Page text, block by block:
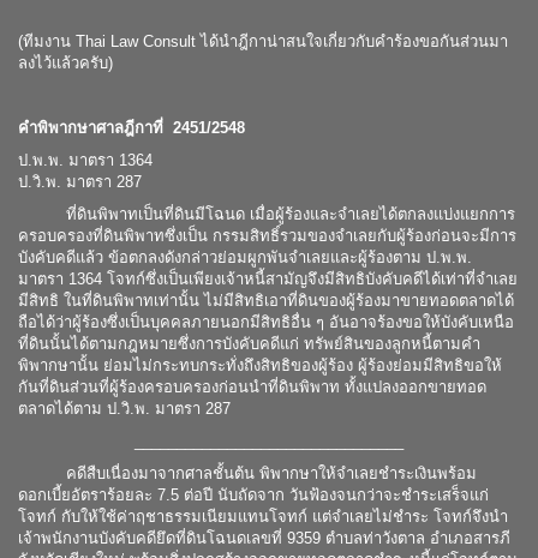
(ทีมงาน Thai Law Consult ได้นำฎีกาน่าสนใจเกี่ยวกับคำร้องขอกันส่วนมา
ลงไว้แล้วครับ)
คำพิพากษาศาลฎีกาที่ 2451/2548
ป.พ.พ. มาตรา 1364
ป.วิ.พ. มาตรา 287
ที่ดินพิพาทเป็นที่ดินมีโฉนด เมื่อผู้ร้องและจำเลยได้ตกลงแบ่งแยกการ
ครอบครองที่ดินพิพาทซึ่งเป็น กรรมสิทธิ์รวมของจำเลยกับผู้ร้องก่อนจะมีการ
บังคับคดีแล้ว ข้อตกลงดังกล่าวย่อมผูกพันจำเลยและผู้ร้องตาม ป.พ.พ.
มาตรา 1364 โจทก์ซึ่งเป็นเพียงเจ้าหนี้สามัญจึงมีสิทธิบังคับคดีได้เท่าที่จำเลย
มีสิทธิ ในที่ดินพิพาทเท่านั้น ไม่มีสิทธิเอาที่ดินของผู้ร้องมาขายทอดตลาดได้
ถือได้ว่าผู้ร้องซึ่งเป็นบุคคลภายนอกมีสิทธิอื่น ๆ อันอาจร้องขอให้บังคับเหนือ
ที่ดินนั้นได้ตามกฎหมายซึ่งการบังคับคดีแก่ ทรัพย์สินของลูกหนี้ตามคำ
พิพากษานั้น ย่อมไม่กระทบกระทั่งถึงสิทธิของผู้ร้อง ผู้ร้องย่อมมีสิทธิขอให้
กันที่ดินส่วนที่ผู้ร้องครอบครองก่อนนำที่ดินพิพาท ทั้งแปลงออกขายทอด
ตลาดได้ตาม ป.วิ.พ. มาตรา 287
คดีสืบเนื่องมาจากศาลชั้นต้น พิพากษาให้จำเลยชำระเงินพร้อม
ดอกเบี้ยอัตราร้อยละ 7.5 ต่อปี นับถัดจาก วันฟ้องจนกว่าจะชำระเสร็จแก่
โจทก์ กับให้ใช้ค่าฤชาธรรมเนียมแทนโจทก์ แต่จำเลยไม่ชำระ โจทก์จึงนำ
เจ้าพนักงานบังคับคดียึดที่ดินโฉนดเลขที่ 9359 ตำบลท่าวังตาล อำเภอสารภี